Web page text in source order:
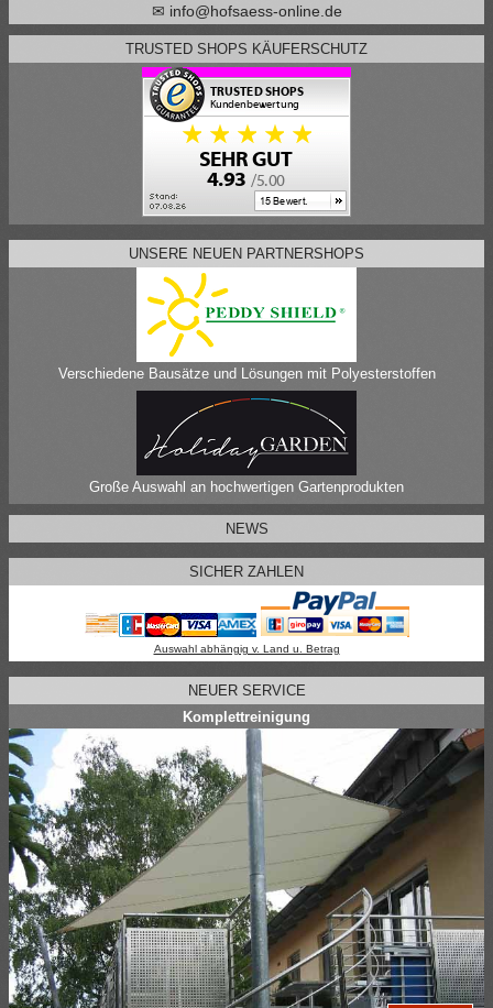
✉ info@hofsaess-online.de
TRUSTED SHOPS KÄUFERSCHUTZ
UNSERE NEUEN PARTNERSHOPS
Verschiedene Bausätze und Lösungen mit Polyesterstoffen
Große Auswahl an hochwertigen Gartenprodukten
NEWS
SICHER ZAHLEN
Auswahl abhängig v. Land u. Betrag
NEUER SERVICE
Komplettreinigung